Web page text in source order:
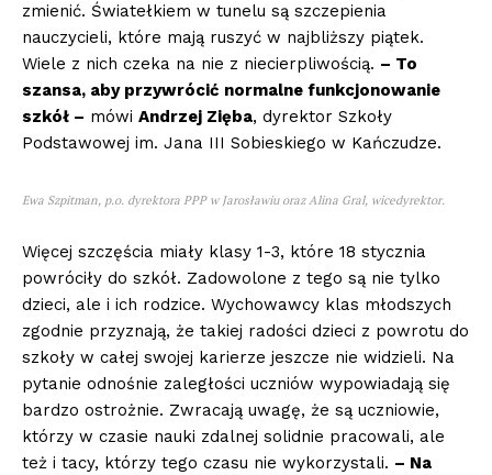
zmienić. Światełkiem w tunelu są szczepienia
nauczycieli, które mają ruszyć w najbliższy piątek.
Wiele z nich czeka na nie z niecierpliwością. – To
szansa, aby przywrócić normalne funkcjonowanie
szkół – mówi Andrzej Zięba, dyrektor Szkoły
Podstawowej im. Jana III Sobieskiego w Kańczudze.
Ewa Szpitman, p.o. dyrektora PPP w Jarosławiu oraz Alina Gral, wicedyrektor.
Więcej szczęścia miały klasy 1-3, które 18 stycznia
powróciły do szkół. Zadowolone z tego są nie tylko
dzieci, ale i ich rodzice. Wychowawcy klas młodszych
zgodnie przyznają, że takiej radości dzieci z powrotu do
szkoły w całej swojej karierze jeszcze nie widzieli. Na
pytanie odnośnie zaległości uczniów wypowiadają się
bardzo ostrożnie. Zwracają uwagę, że są uczniowie,
którzy w czasie nauki zdalnej solidnie pracowali, ale
też i tacy, którzy tego czasu nie wykorzystali. – Na